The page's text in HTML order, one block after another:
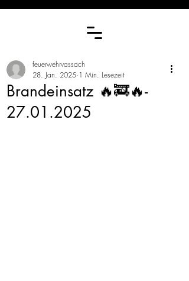
Brandeinsatz 🔥🚒🔥-
27.01.2025
feuerwehrvassach
28. Jan. 2025 1 Min. Lesezeit